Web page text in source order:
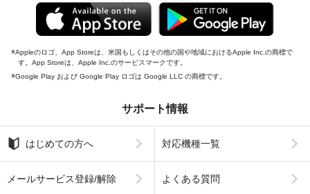
Appleのロゴ、App Storeは、米国もしくはその他の国や地域におけるApple Inc.の商標で
す。App Storeは、Apple Inc.のサービスマークです。
Google Play および Google Play ロゴは Google LLC の商標です。
サポート情報
はじめての方へ 対応機種一覧
メールサービス登録/解除 よくある質問